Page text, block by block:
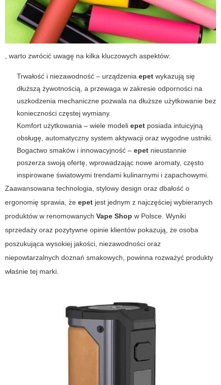
, warto zwrócić uwagę na kilka kluczowych aspektów:
Trwałość i niezawodność – urządzenia epet wykazują się
dłuższą żywotnością, a przewaga w zakresie odporności na
uszkodzenia mechaniczne pozwala na dłuższe użytkowanie bez
konieczności częstej wymiany.
Komfort użytkowania – wiele modeli epet posiada intuicyjną
obsługę, automatyczny system aktywacji oraz wygodne ustniki.
Bogactwo smaków i innowacyjność – epet nieustannie
poszerza swoją ofertę, wprowadzając nowe aromaty, często
inspirowane światowymi trendami kulinarnymi i zapachowymi.
Zaawansowana technologia, stylowy design oraz dbałość o
ergonomię sprawia, że epet jest jednym z najczęściej wybieranych
produktów w renomowanych Vape Shop w Polsce. Wyniki
sprzedaży oraz pozytywne opinie klientów pokazują, że osoba
poszukująca wysokiej jakości, niezawodności oraz
niepowtarzalnych doznań smakowych, powinna rozważyć produkty
właśnie tej marki.